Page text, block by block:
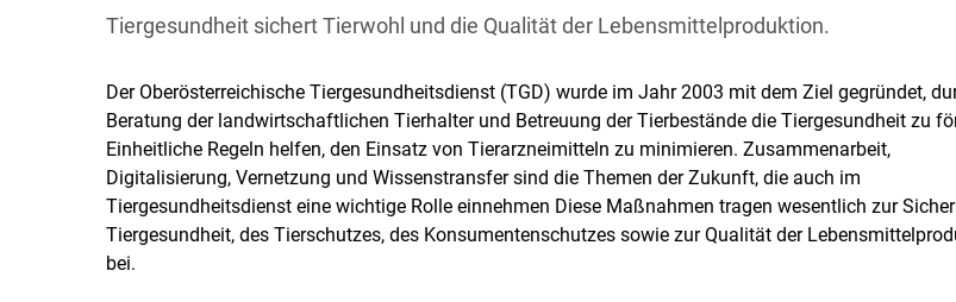
Tiergesundheit sichert Tierwohl und die Qualität der Lebensmittelproduktion.
Der Oberösterreichische Tiergesundheitsdienst (TGD) wurde im Jahr 2003 mit dem Ziel gegründet,
Beratung der landwirtschaftlichen Tierhalter und Betreuung der Tierbestände die Tiergesundheit zu
Einheitliche Regeln helfen, den Einsatz von Tierarzneimitteln zu minimieren. Zusammenarbeit,
Digitalisierung, Vernetzung und Wissenstransfer sind die Themen der Zukunft, die auch im
Tiergesundheitsdienst eine wichtige Rolle einnehmen Diese Maßnahmen tragen wesentlich zur
Tiergesundheit, des Tierschutzes, des Konsumentenschutzes sowie zur Qualität der
bei.